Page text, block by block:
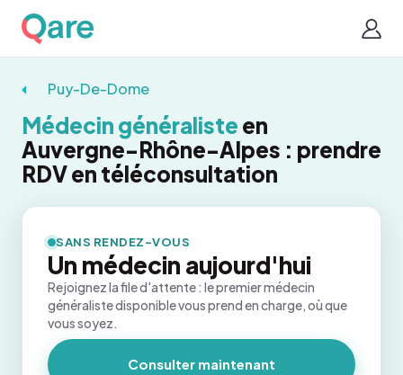
Puy-De-Dome
Médecin généraliste en
Auvergne-Rhône-Alpes : prendre
RDV en téléconsultation
SANS RENDEZ-VOUS
Un médecin aujourd'hui
Rejoignez la file d'attente : le premier médecin
généraliste disponible vous prend en charge, où que
vous soyez.
Consulter maintenant